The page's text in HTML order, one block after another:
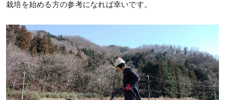
栽培を始める方の参考になれば幸いです。